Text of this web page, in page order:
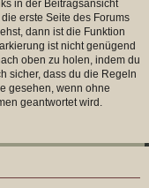
in der Beitragsansicht
erste Seite des Forums
dann ist die Funktion
ist nicht genügend
oben zu holen, indem du
sicher, dass du die Regeln
gesehen, wenn ohne
geantwortet wird.